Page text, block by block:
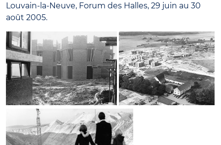
Louvain-la-Neuve, Forum des Halles, 29 juin au 30
août 2005.